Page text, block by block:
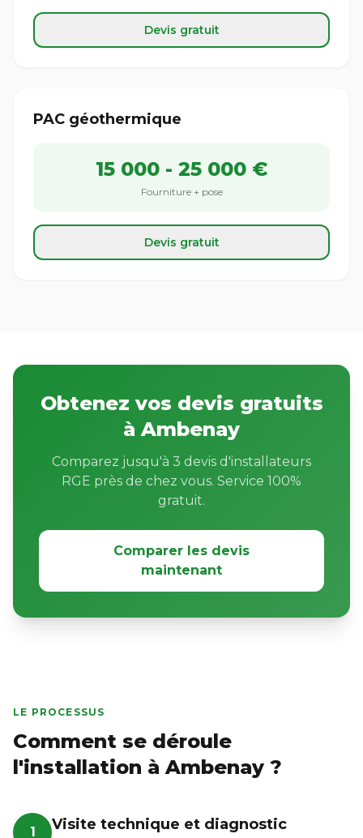
Devis gratuit
PAC géothermique
15 000 - 25 000 €
Fourniture + pose
Devis gratuit
Obtenez vos devis gratuits
à Ambenay
Comparez jusqu'à 3 devis d'installateurs
RGE près de chez vous. Service 100%
gratuit.
Comparer les devis
maintenant
LE PROCESSUS
Comment se déroule
l'installation à Ambenay ?
1 Visite technique et diagnostic